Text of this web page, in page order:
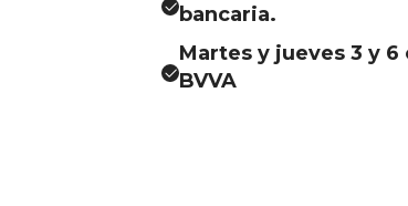
bancaria.
Martes y jueves 3 y
BVVA